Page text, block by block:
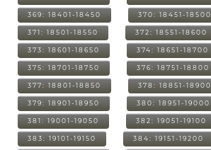
369: 18401-18450 370: 18451-18500
371: 18501-18550 372: 18551-18600
373: 18601-18650 374: 18651-18700
375: 18701-18750 376: 18751-18800
377: 18801-18850 378: 18851-18900
379: 18901-18950 380: 18951-19000
381: 19001-19050 382: 19051-19100
383: 19101-19150 384: 19151-19200